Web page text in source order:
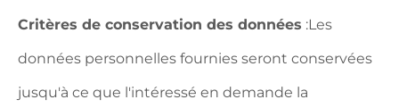
Critères de conservation des données :Les
données personnelles fournies seront conservées
jusqu'à ce que l'intéressé en demande la